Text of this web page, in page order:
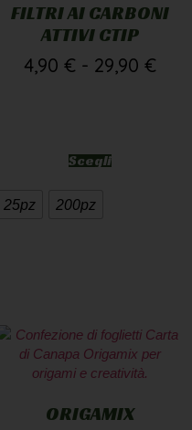
FILTRI AI CARBONI
ATTIVI CTIP
4,90 € - 29,90 €
Scegli
25pz 200pz
ORIGAMIX